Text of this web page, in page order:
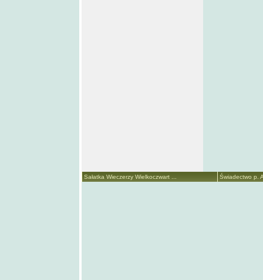
Sałatka Wieczerzy Wielkoczwart ... Świadectwo p.